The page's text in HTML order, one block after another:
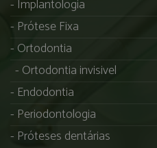
Implantologia
Prótese Fixa
Ortodontia
Ortodontia invisivel
Endodontia
Periodontologia
Próteses dentárias